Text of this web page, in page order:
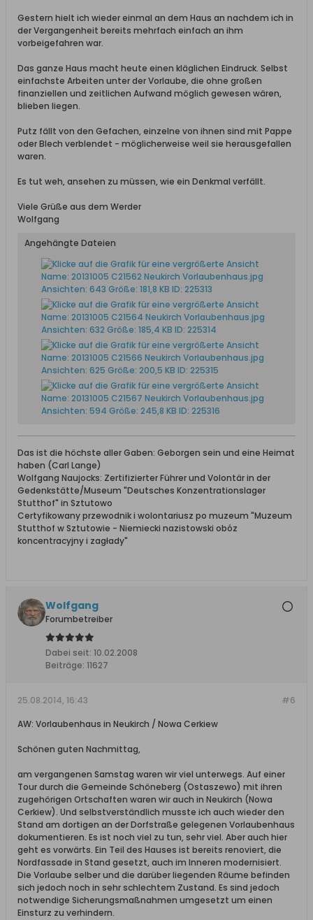
Gestern hielt ich wieder einmal an dem Haus an nachdem ich in
der Vergangenheit bereits mehrfach einfach an ihm
vorbeigefahren war.
Das ganze Haus macht heute einen kläglichen Eindruck. Selbst
einfachste Arbeiten unter der Vorlaube, die ohne großen
finanziellen und zeitlichen Aufwand möglich gewesen wären,
blieben liegen.
Putz fällt von den Gefachen, einzelne von ihnen sind mit Pappe
oder Blech verblendet - möglicherweise weil sie herausgefallen
waren.
Es tut weh, ansehen zu müssen, wie ein Denkmal verfällt.
Viele Grüße aus dem Werder
Wolfgang
Angehängte Dateien
Das ist die höchste aller Gaben: Geborgen sein und eine Heimat
haben (Carl Lange)
Wolfgang Naujocks: Zertifizierter Führer und Volontär in der
Gedenkstätte/Museum "Deutsches Konzentrationslager
Stutthof" in Sztutowo
Certyfikowany przewodnik i wolontariusz po muzeum "Muzeum
Stutthof w Sztutowie - Niemiecki nazistowski obóz
koncentracyjny i zagłady"
Wolfgang
Forumbetreiber
Dabei seit: 10.02.2008
Beiträge: 11627
#6
25.08.2014, 16:43
AW: Vorlaubenhaus in Neukirch / Nowa Cerkiew
Schönen guten Nachmittag,
am vergangenen Samstag waren wir viel unterwegs. Auf einer
Tour durch die Gemeinde Schöneberg (Ostaszewo) mit ihren
zugehörigen Ortschaften waren wir auch in Neukirch (Nowa
Cerkiew). Und selbstverständlich musste ich auch wieder den
Stand am dortigen an der Dorfstraße gelegenen Vorlaubenhaus
dokumentieren. Es ist noch viel zu tun, sehr viel. Aber auch hier
geht es vorwärts. Ein Teil des Hauses ist bereits renoviert, die
Nordfassade in Stand gesetzt, auch im Inneren modernisiert.
Die Vorlaube selber und die darüber liegenden Räume befinden
sich jedoch noch in sehr schlechtem Zustand. Es sind jedoch
notwendige Sicherungsmaßnahmen umgesetzt um einen
Einsturz zu verhindern.